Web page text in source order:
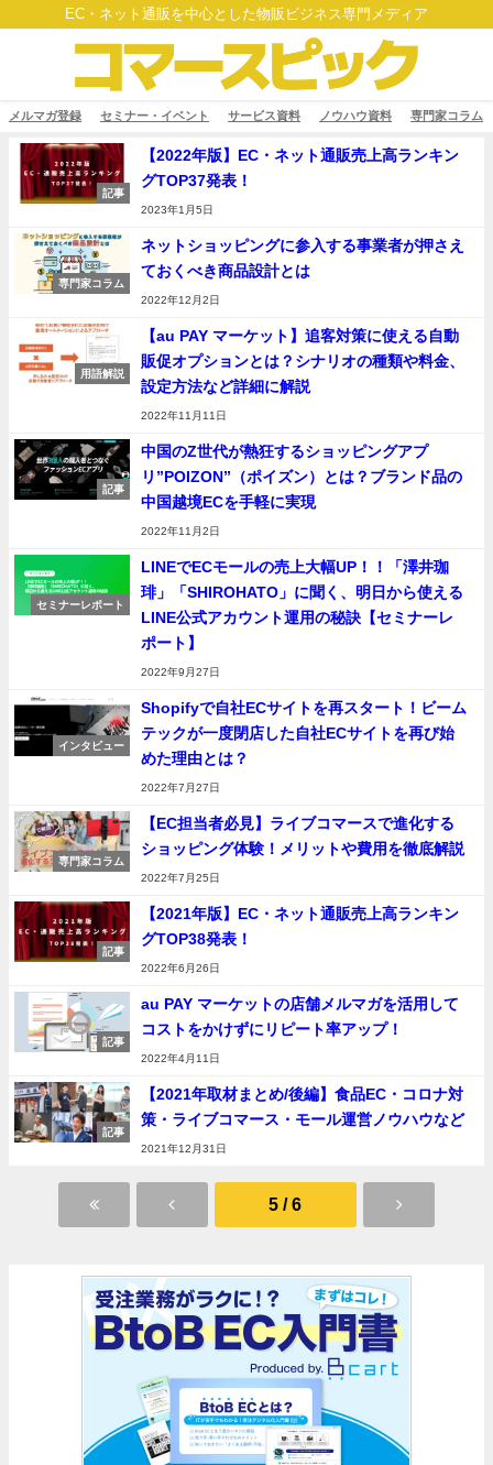
EC・ネット通販を中心とした物販ビジネス専門メディア
メルマガ登録 セミナー・イベント サービス資料 ノウハウ資料 専門家コラム
記事
【2022年版】EC・ネット通販売上高ランキン
グTOP37発表！
2023年1月5日
専門家コラム
ネットショッピングに参入する事業者が押さえ
ておくべき商品設計とは
2022年12月2日
用語解説
【au PAY マーケット】追客対策に使える自動
販促オプションとは？シナリオの種類や料金、
設定方法など詳細に解説
2022年11月11日
記事
中国のZ世代が熱狂するショッピングアプ
リ”POIZON”（ポイズン）とは？ブランド品の
中国越境ECを手軽に実現
2022年11月2日
セミナーレポート
LINEでECモールの売上大幅UP！！「澤井珈
琲」「SHIROHATO」に聞く、明日から使える
LINE公式アカウント運用の秘訣【セミナーレ
ポート】
2022年9月27日
インタビュー
Shopifyで自社ECサイトを再スタート！ビーム
テックが一度閉店した自社ECサイトを再び始
めた理由とは？
2022年7月27日
専門家コラム
【EC担当者必見】ライブコマースで進化する
ショッピング体験！メリットや費用を徹底解説
2022年7月25日
記事
【2021年版】EC・ネット通販売上高ランキン
グTOP38発表！
2022年6月26日
記事
au PAY マーケットの店舗メルマガを活用して
コストをかけずにリピート率アップ！
2022年4月11日
記事
【2021年取材まとめ/後編】食品EC・コロナ対
策・ライブコマース・モール運営ノウハウなど
2021年12月31日
5 / 6